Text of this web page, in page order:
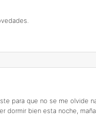
para que no se me olvide
dormir bien esta noche,